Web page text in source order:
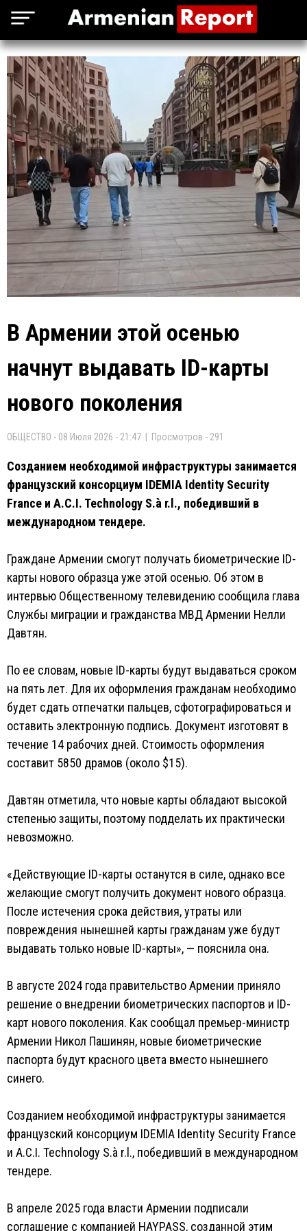
В Армении этой осенью
начнут выдавать ID-карты
нового поколения
ОБЩЕСТВО - 08 Июля 2026 - 21:47 | Просмотров - 291
Созданием необходимой инфраструктуры занимается
французский консорциум IDEMIA Identity Security
France и A.C.I. Technology S.à r.l., победивший в
международном тендере.
Граждане Армении смогут получать биометрические ID-
карты нового образца уже этой осенью. Об этом в
интервью Общественному телевидению сообщила глава
Службы миграции и гражданства МВД Армении Нелли
Давтян.
По ее словам, новые ID-карты будут выдаваться сроком
на пять лет. Для их оформления гражданам необходимо
будет сдать отпечатки пальцев, сфотографироваться и
оставить электронную подпись. Документ изготовят в
течение 14 рабочих дней. Стоимость оформления
составит 5850 драмов (около $15).
Давтян отметила, что новые карты обладают высокой
степенью защиты, поэтому подделать их практически
невозможно.
«Действующие ID-карты останутся в силе, однако все
желающие смогут получить документ нового образца.
После истечения срока действия, утраты или
повреждения нынешней карты гражданам уже будут
выдавать только новые ID-карты», — пояснила она.
В августе 2024 года правительство Армении приняло
решение о внедрении биометрических паспортов и ID-
карт нового поколения. Как сообщал премьер-министр
Армении Никол Пашинян, новые биометрические
паспорта будут красного цвета вместо нынешнего
синего.
Созданием необходимой инфраструктуры занимается
французский консорциум IDEMIA Identity Security France
и A.C.I. Technology S.à r.l., победивший в международном
тендере.
В апреле 2025 года власти Армении подписали
соглашение с компанией HAYPASS, созданной этим